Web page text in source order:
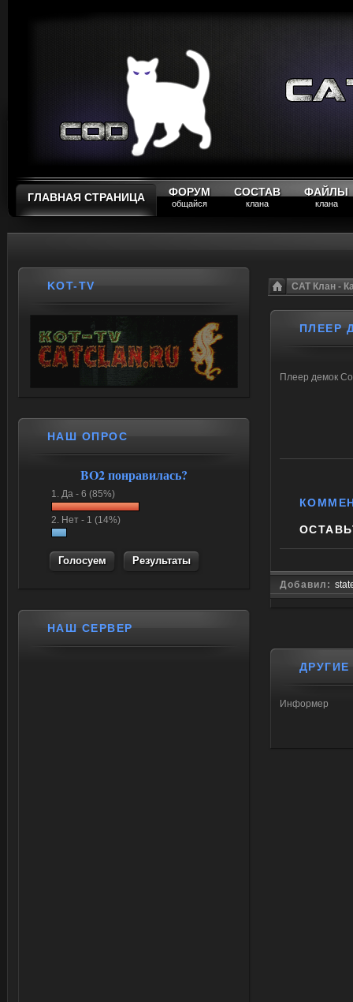
ГЛАВНАЯ СТРАНИЦА ФОРУМ
общайся
СОСТАВ
клана
ФАЙЛЫ
клана
CAT Клан -
ПЛЕЕР
Плеер демок
Добавил:
Информер
KOT-TV
НАШ ОПРОС
BO2 понравилась?
1. Да - 6 (85%)
2. Нет - 1 (14%)
Результаты
НАШ СЕРВЕР